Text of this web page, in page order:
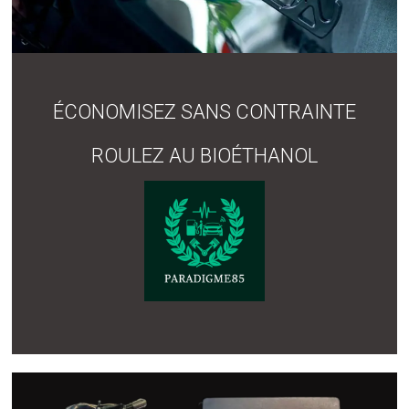
ÉCONOMISEZ SANS CONTRAINTE
ROULEZ AU BIOÉTHANOL